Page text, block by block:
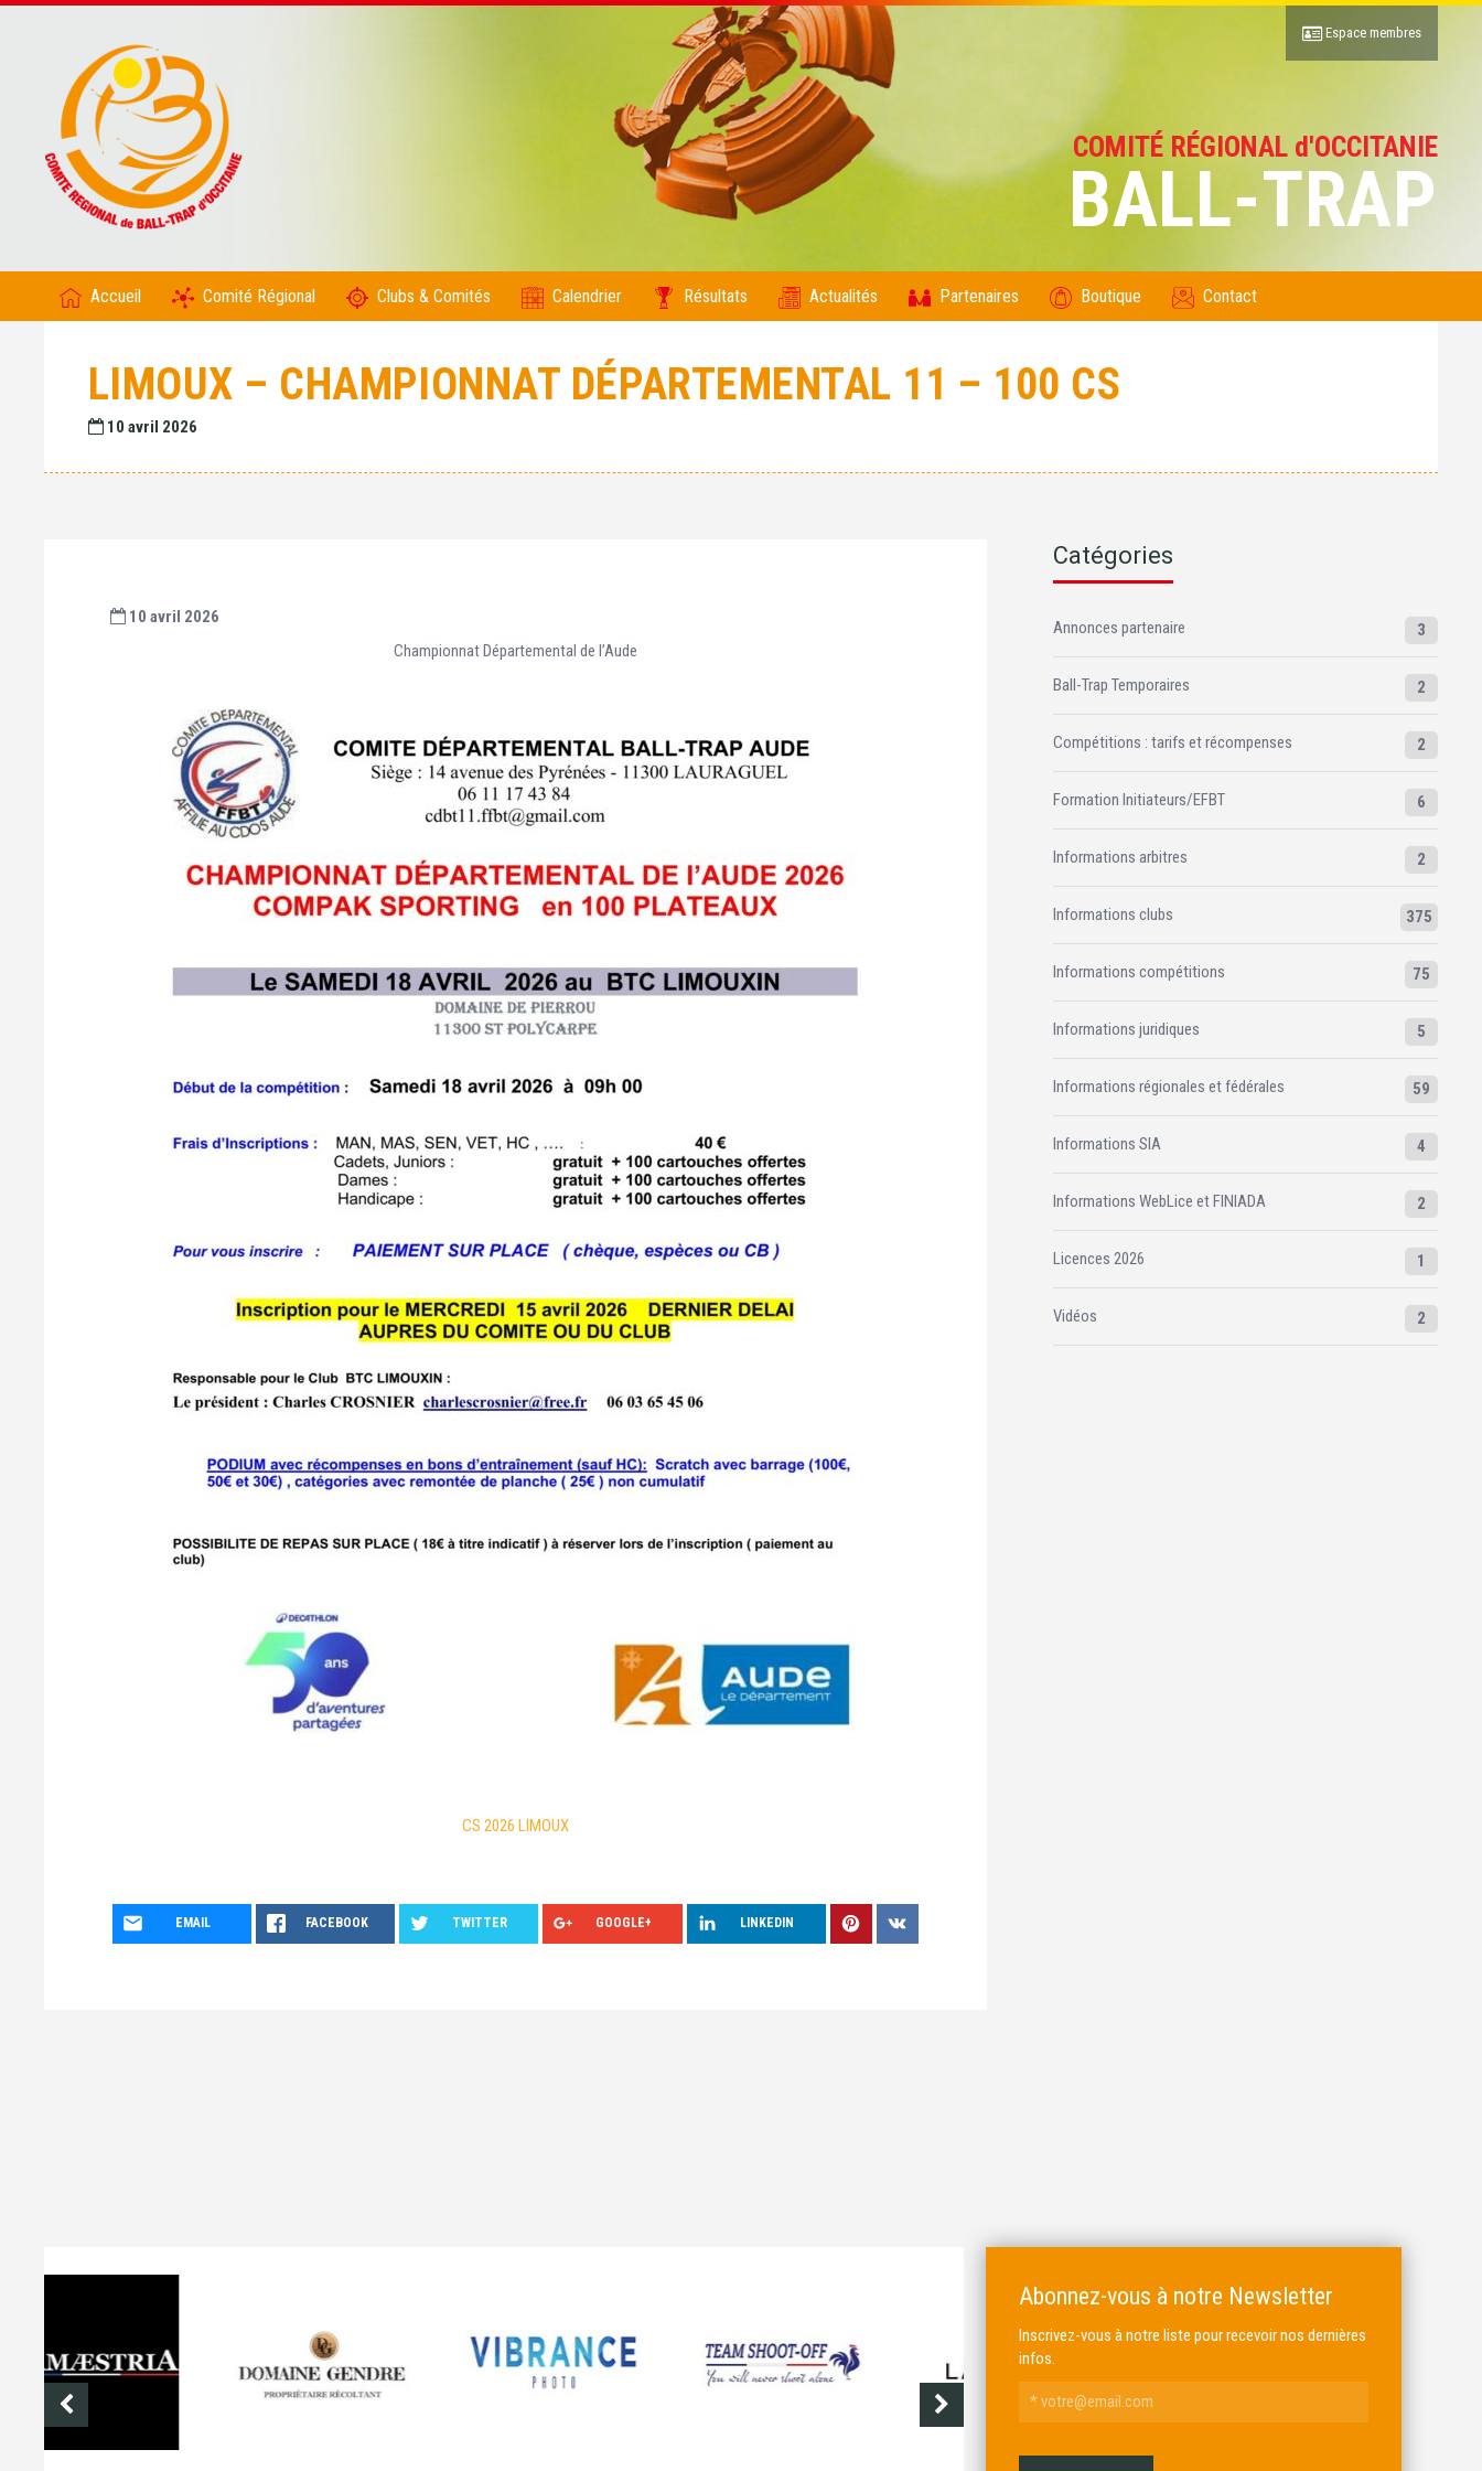
COMITÉ RÉGIONAL d'OCCITANIE
BALL-TRAP
Espace membres
Accueil Comité Régional Clubs & Comités Calendrier Résultats Actualités Partenaires Boutique Contact
LIMOUX – CHAMPIONNAT DÉPARTEMENTAL 11 – 100 CS
10 avril 2026
10 avril 2026
Championnat Départemental de l’Aude
CS 2026 LIMOUX
EMAIL FACEBOOK TWITTER GOOGLE+ LINKEDIN
Catégories
Annonces partenaire 3
Ball-Trap Temporaires 2
Compétitions : tarifs et récompenses 2
Formation Initiateurs/EFBT 6
Informations arbitres 2
Informations clubs 375
Informations compétitions 75
Informations juridiques 5
Informations régionales et fédérales 59
Informations SIA 4
Informations WebLice et FINIADA 2
Licences 2026 1
Vidéos 2
Abonnez-vous à notre Newsletter
Inscrivez-vous à notre liste pour recevoir nos dernières
infos.